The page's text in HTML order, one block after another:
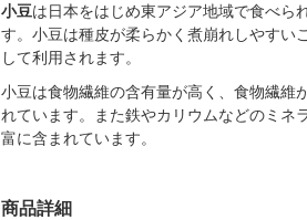
小豆は日本をはじめ東アジア地域で食べら
す。小豆は種皮が柔らかく煮崩れしやすい
して利用されます。
小豆は食物繊維の含有量が高く、食物繊維
れています。また鉄やカリウムなどのミネ
富に含まれています。
商品詳細